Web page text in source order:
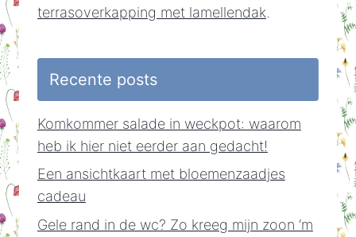
terrasoverkapping met lamellendak.
Recente posts
Komkommer salade in weckpot: waarom
heb ik hier niet eerder aan gedacht!
Een ansichtkaart met bloemenzaadjes
cadeau
Gele rand in de wc? Zo kreeg mijn zoon ‘m